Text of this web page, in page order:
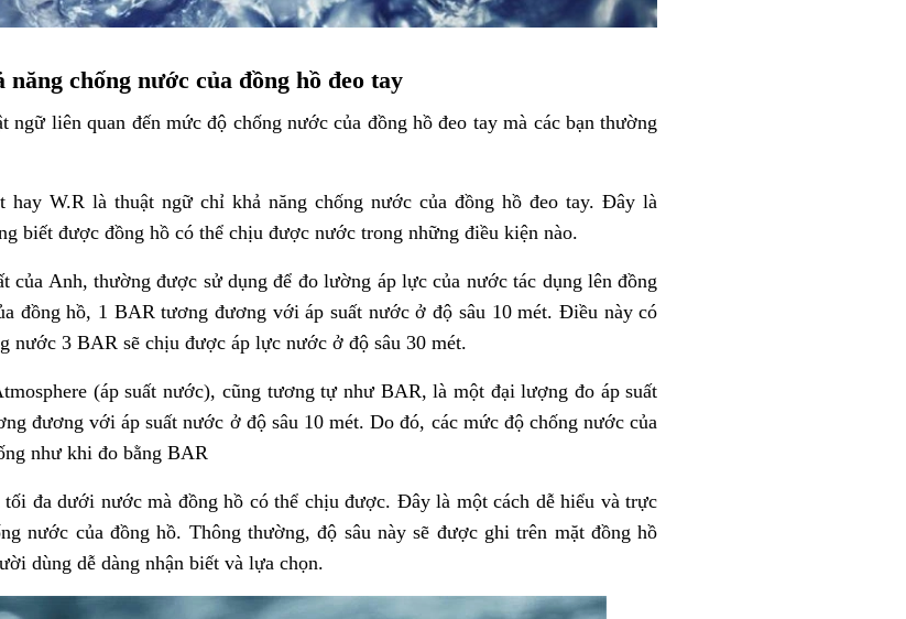
chống nước của đồng hồ đeo tay
liên quan đến mức độ chống nước của đồng hồ đeo tay mà các bạn thường
hay W.R là thuật ngữ chỉ khả năng chống nước của đồng hồ đeo tay. Đây là
biết được đồng hồ có thể chịu được nước trong những điều kiện nào.
của Anh, thường được sử dụng để đo lường áp lực của nước tác dụng lên đồng
đồng hồ, 1 BAR tương đương với áp suất nước ở độ sâu 10 mét. Điều này có
nước 3 BAR sẽ chịu được áp lực nước ở độ sâu 30 mét.
(áp suất nước), cũng tương tự như BAR, là một đại lượng đo áp suất
đương với áp suất nước ở độ sâu 10 mét. Do đó, các mức độ chống nước của
như khi đo bằng BAR
đa dưới nước mà đồng hồ có thể chịu được. Đây là một cách dễ hiểu và trực
nước của đồng hồ. Thông thường, độ sâu này sẽ được ghi trên mặt đồng hồ
dùng dễ dàng nhận biết và lựa chọn.